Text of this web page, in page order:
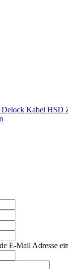
Delock Kabel HSD
E-Mail Adresse